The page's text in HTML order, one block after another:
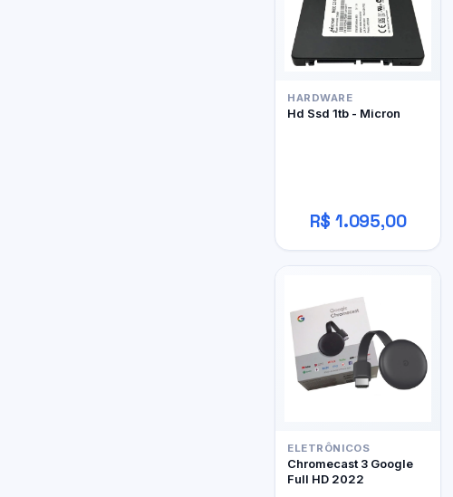
HARDWARE
Hd Ssd 1tb - Micron
R$ 1.095,00
ELETRÔNICOS
Chromecast 3 Google
Full HD 2022